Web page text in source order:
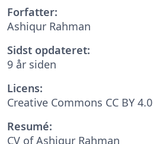
Forfatter:
Ashiqur Rahman
Sidst opdateret:
9 år siden
Licens:
Creative Commons CC BY 4.0
Resumé:
CV of Ashiqur Rahman